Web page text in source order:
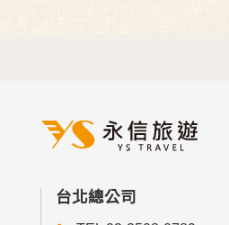
台北總公司